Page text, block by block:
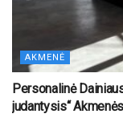
AKMENĖ
Personalinė
judantysis“